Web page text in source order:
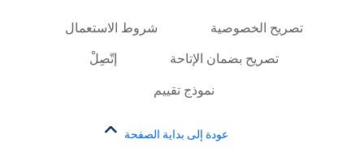
تصريح الخصوصية شروط الاستعمال
تصريح بضمان الإتاحة إتّصِلْ
نموذج تقييم
عودة إلى بداية الصفحة